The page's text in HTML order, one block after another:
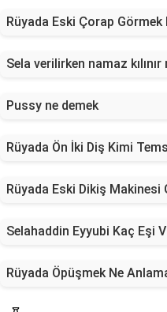
Rüyada Eski Çorap Görmek
Sela verilirken namaz kılınır
Pussy ne demek
Rüyada Ön İki Diş Kimi
Rüyada Eski Dikiş Makinesi
Selahaddin Eyyubi Kaç Eşi
Rüyada Öpüşmek Ne